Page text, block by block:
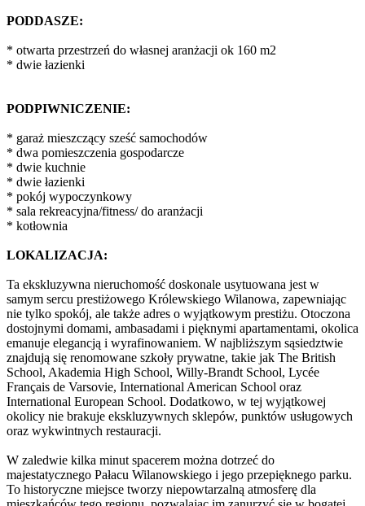
PODDASZE:
* otwarta przestrzeń do własnej aranżacji ok 160 m2
* dwie łazienki
PODPIWNICZENIE:
* garaż mieszczący sześć samochodów
* dwa pomieszczenia gospodarcze
* dwie kuchnie
* dwie łazienki
* pokój wypoczynkowy
* sala rekreacyjna/fitness/ do aranżacji
* kotłownia
LOKALIZACJA:
Ta ekskluzywna nieruchomość doskonale usytuowana jest w
samym sercu prestiżowego Królewskiego Wilanowa, zapewniając
nie tylko spokój, ale także adres o wyjątkowym prestiżu. Otoczona
dostojnymi domami, ambasadami i pięknymi apartamentami, okolica
emanuje elegancją i wyrafinowaniem. W najbliższym sąsiedztwie
znajdują się renomowane szkoły prywatne, takie jak The British
School, Akademia High School, Willy-Brandt School, Lycée
Français de Varsovie, International American School oraz
International European School. Dodatkowo, w tej wyjątkowej
okolicy nie brakuje ekskluzywnych sklepów, punktów usługowych
oraz wykwintnych restauracji.
W zaledwie kilka minut spacerem można dotrzeć do
majestatycznego Pałacu Wilanowskiego i jego przepięknego parku.
To historyczne miejsce tworzy niepowtarzalną atmosferę dla